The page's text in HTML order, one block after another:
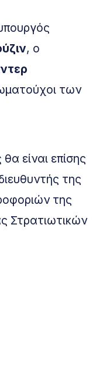
, ο
των
είναι επίσης
της
της
Στρατιωτικών